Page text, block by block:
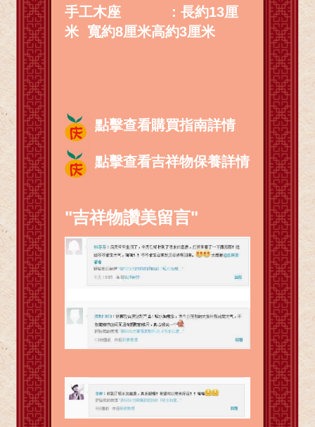
手工木座 : 長約13厘
米 寬約8厘米高約3厘米
點擊查看購買指南詳情
點擊查看吉祥物保養詳情
"吉祥物讚美留言"